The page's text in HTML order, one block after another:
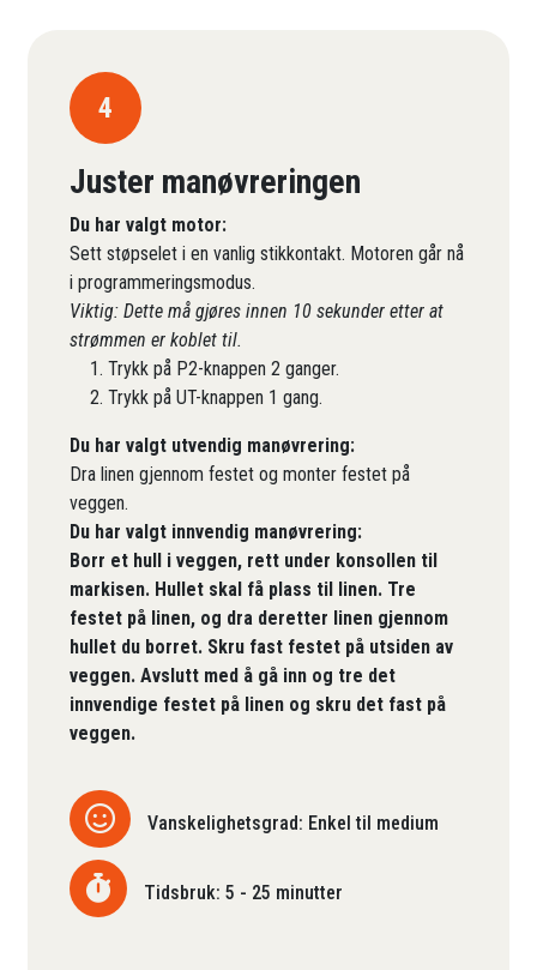
4
Juster manøvreringen
Du har valgt motor:
Sett støpselet i en vanlig stikkontakt. Motoren går nå
i programmeringsmodus.
Viktig: Dette må gjøres innen 10 sekunder etter at
strømmen er koblet til.
Trykk på P2-knappen 2 ganger.
Trykk på UT-knappen 1 gang.
Du har valgt utvendig manøvrering:
Dra linen gjennom festet og monter festet på
veggen.
Du har valgt innvendig manøvrering:
Borr et hull i veggen, rett under konsollen til
markisen. Hullet skal få plass til linen. Tre
festet på linen, og dra deretter linen gjennom
hullet du borret. Skru fast festet på utsiden av
veggen. Avslutt med å gå inn og tre det
innvendige festet på linen og skru det fast på
veggen.
Vanskelighetsgrad: Enkel til medium
Tidsbruk: 5 - 25 minutter